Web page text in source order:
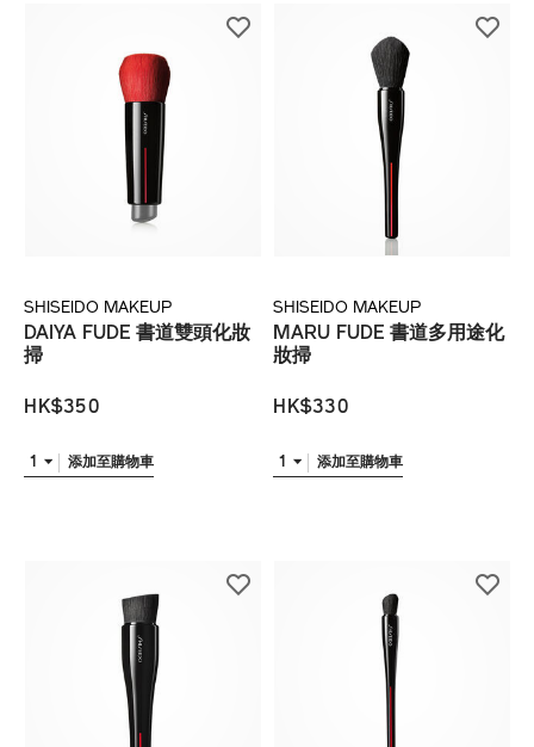
SHISEIDO MAKEUP
DAIYA FUDE 書道雙頭化妝
掃
HK$350
1 添加至購物車
SHISEIDO MAKEUP
MARU FUDE 書道多用途化
妝掃
HK$330
1 添加至購物車